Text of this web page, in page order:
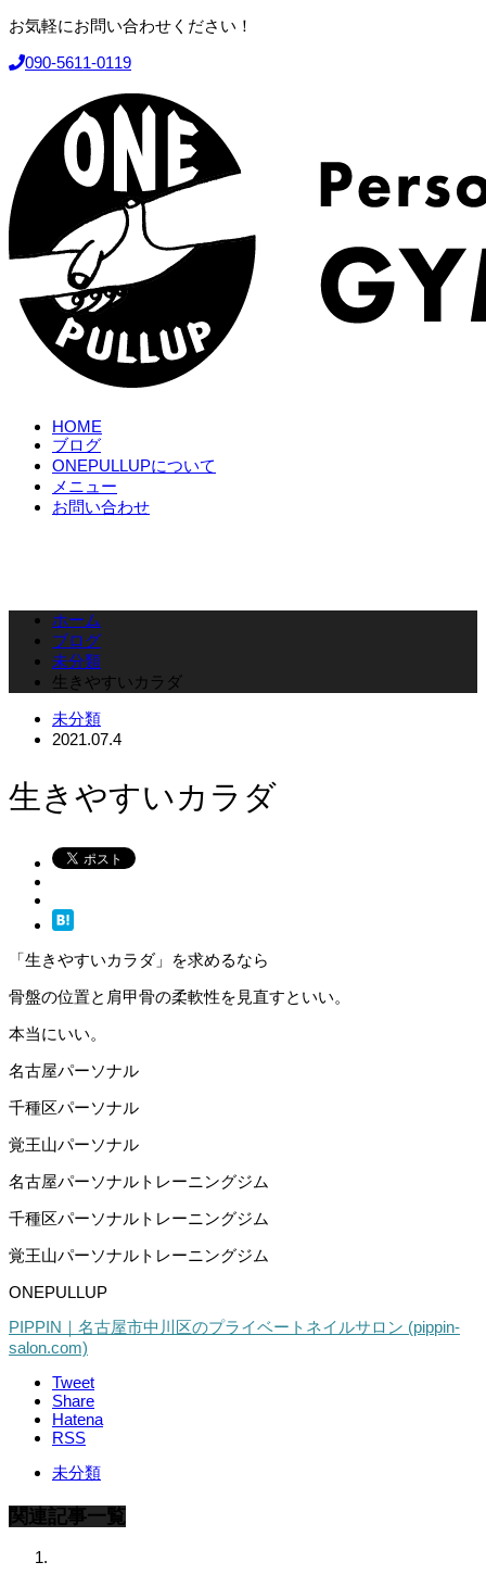
お気軽にお問い合わせください！
090-5611-0119
HOME
ブログ
ONEPULLUPについて
メニュー
お問い合わせ
ホーム
ブログ
未分類
生きやすいカラダ
未分類
2021.07.4
生きやすいカラダ
「生きやすいカラダ」を求めるなら
骨盤の位置と肩甲骨の柔軟性を見直すといい。
本当にいい。
名古屋パーソナル
千種区パーソナル
覚王山パーソナル
名古屋パーソナルトレーニングジム
千種区パーソナルトレーニングジム
覚王山パーソナルトレーニングジム
ONEPULLUP
PIPPIN｜名古屋市中川区のプライベートネイルサロン (pippin-
salon.com)
Tweet
Share
Hatena
RSS
未分類
関連記事一覧